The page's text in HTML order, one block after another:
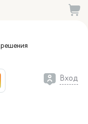
решения
Вход